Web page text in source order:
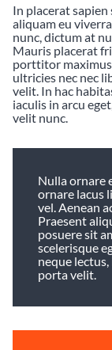
In placerat sapien
aliquam eu
nunc, dictum at
Mauris placerat
porttitor
ultricies nec nec
velit. In hac
iaculis in arcu
velit nunc.
Nulla ornare
ornare lacus
vel. Aenean
Praesent
posuere sit
scelerisque
neque
porta velit.